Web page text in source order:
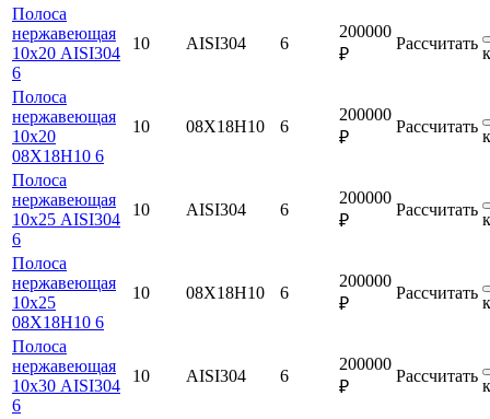
Полоса
нержавеющая
10х20 AISI304
6
10 AISI304 6
200000
₽
Рассчитать
Полоса
нержавеющая
10х20
08Х18Н10 6
10 08Х18Н10 6
200000
₽
Рассчитать
Полоса
нержавеющая
10х25 AISI304
6
10 AISI304 6
200000
₽
Рассчитать
Полоса
нержавеющая
10х25
08Х18Н10 6
10 08Х18Н10 6
200000
₽
Рассчитать
Полоса
нержавеющая
10х30 AISI304
6
10 AISI304 6
200000
₽
Рассчитать